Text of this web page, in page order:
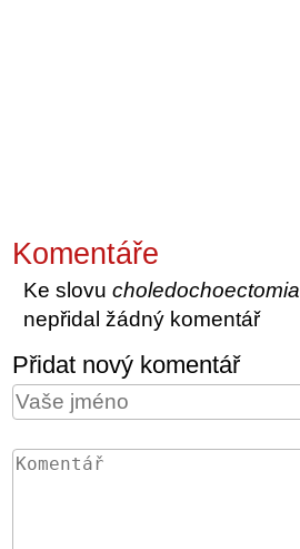
Komentáře
Ke slovucholedochoectomia
nepřidal žádný komentář
Přidat nový komentář